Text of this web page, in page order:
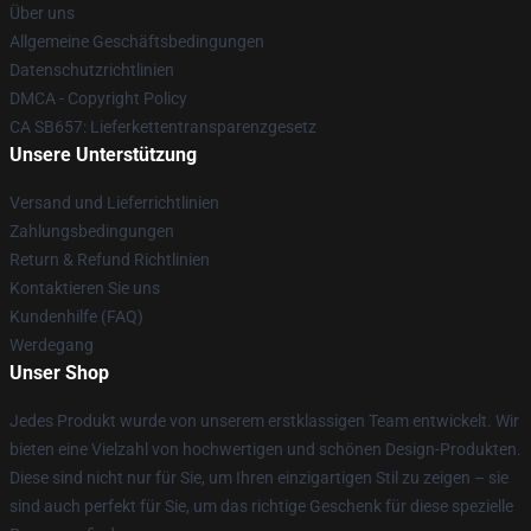
Über uns
Allgemeine Geschäftsbedingungen
Datenschutzrichtlinien
DMCA - Copyright Policy
CA SB657: Lieferkettentransparenzgesetz
Unsere Unterstützung
Versand und Lieferrichtlinien
Zahlungsbedingungen
Return & Refund Richtlinien
Kontaktieren Sie uns
Kundenhilfe (FAQ)
Werdegang
Unser Shop
Jedes Produkt wurde von unserem erstklassigen Team entwickelt. Wir
bieten eine Vielzahl von hochwertigen und schönen Design-Produkten.
Diese sind nicht nur für Sie, um Ihren einzigartigen Stil zu zeigen – sie
sind auch perfekt für Sie, um das richtige Geschenk für diese spezielle